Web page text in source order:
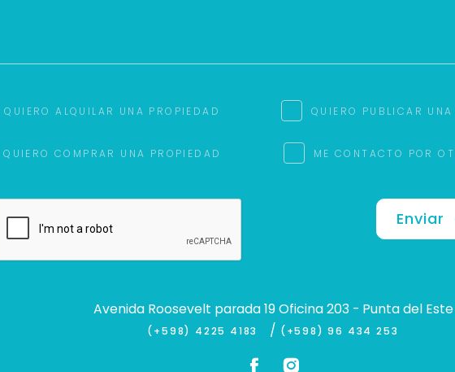
QUIERO ALQUILAR UNA PROPIEDAD QUIERO PUBLICAR
QUIERO COMPRAR UNA PROPIEDAD ME CONTACTO POR
Enviar
Avenida Roosevelt parada 19 Oficina 203 - Punta del Este
(+598) 4225 4183 / (+598) 96 434 253